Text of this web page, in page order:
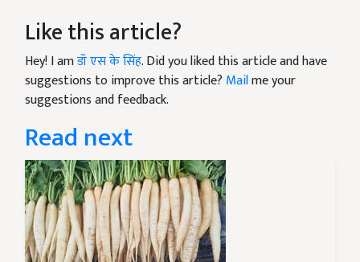
Like this article?
Hey! I amडॉ एस के सिंह. Did you liked this article and have
suggestions to improve this article? Mailme your
suggestions and feedback.
Read next